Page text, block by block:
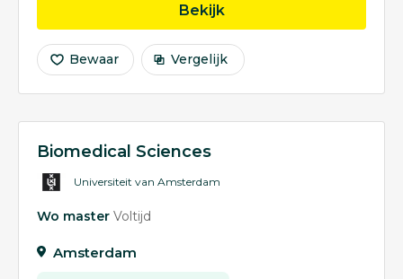
Bekijkopleiding Biomedical
Bewaar Vergelijk
Biomedical Sciences
Universiteit van Amsterdam
Wo master Voltijd
Amsterdam